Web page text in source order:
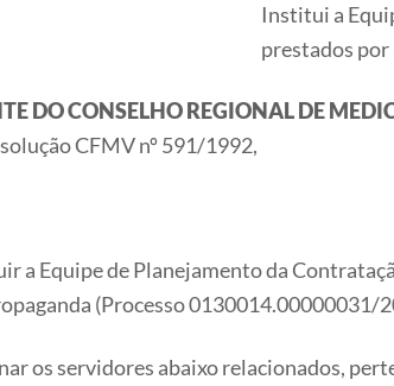
Institui a
prestados
DO CONSELHO REGIONAL DE
CFMV nº 591/1992,
a Equipe de Planejamento da
(Processo 0130014.00000031/
os servidores abaixo relacionados,